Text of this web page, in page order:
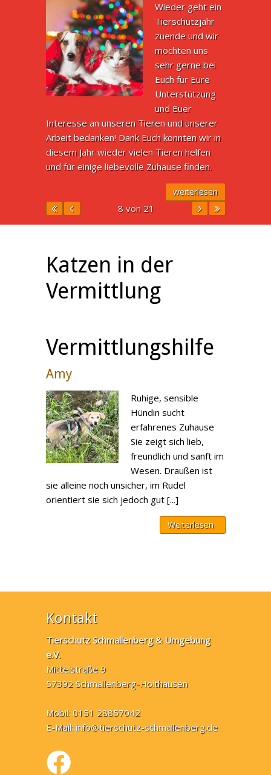
Wieder geht ein
Tierschutzjahr
zuende und wir
möchten uns
sehr gerne bei
Euch für Eure
Unterstützung
und Euer
Interesse an unseren Tieren und unserer
Arbeit bedanken! Dank Euch konnten wir in
diesem Jahr wieder vielen Tieren helfen
und für einige liebevolle Zuhause finden.
weiterlesen
8 von 21
Katzen in der
Vermittlung
Vermittlungshilfe
Amy
Ruhige, sensible
Hündin sucht
erfahrenes Zuhause
Sie zeigt sich lieb,
freundlich und sanft im
Wesen. Draußen ist
sie alleine noch unsicher, im Rudel
orientiert sie sich jedoch gut [...]
Weiterlesen
Kontakt
Tierschutz Schmallenberg & Umgebung
e.V.
Mittelstraße 9
57392 Schmallenberg-Holthausen
Mobil: 0151 28857042
E-Mail:info@tierschutz-schmallenberg.de